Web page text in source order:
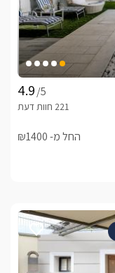
/5
החל מ- ₪1400